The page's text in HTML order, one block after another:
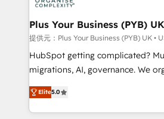
systems into unified, growth-
architectures that accelerate
performance. - Multi-object CRM migration, cleanup,
and implementation. - Pre-built
integrations across your full tech
- Dashboards, lifecycle
nurturing sequences. - Cross-hub
Plus Your Business (PYB)
提供元：Plus Your Business (PYB) UK •
HubSpot getting complicated?
migrations, AI, governance. We organise that
complexity, so your team can put
Welcome to our Profile! We help with: •
implementation, reports,
Elite5.0